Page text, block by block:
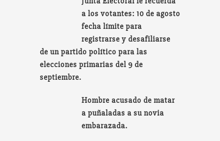
a los votantes: 10 de agosto
fecha límite para
registrarse y desafiliarse
de un partido político para las
elecciones primarias del 9 de
septiembre.
Hombre acusado de matar
a puñaladas a su novia
embarazada.